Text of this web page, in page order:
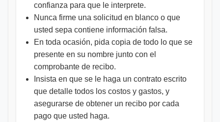
confianza para que le interprete.
Nunca firme una solicitud en blanco o que
usted sepa contiene información falsa.
En toda ocasión, pida copia de todo lo que se
presente en su nombre junto con el
comprobante de recibo.
Insista en que se le haga un contrato escrito
que detalle todos los costos y gastos, y
asegurarse de obtener un recibo por cada
pago que usted haga.